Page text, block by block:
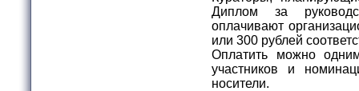
Диплом за
оплачивают
или 300 рублей
Оплатить можно
участников и
носители.